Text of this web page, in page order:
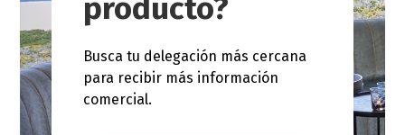
producto?
Busca tu delegación más cercana
para recibir más información
comercial.